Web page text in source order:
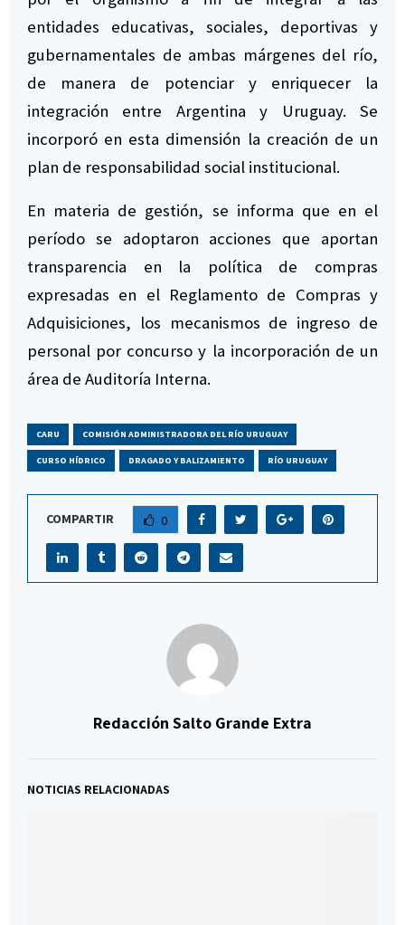
entidades educativas, sociales, deportivas y
gubernamentales de ambas márgenes del río,
de manera de potenciar y enriquecer la
integración entre Argentina y Uruguay. Se
incorporó en esta dimensión la creación de un
plan de responsabilidad social institucional.
En materia de gestión, se informa que en el
período se adoptaron acciones que aportan
transparencia en la política de compras
expresadas en el Reglamento de Compras y
Adquisiciones, los mecanismos de ingreso de
personal por concurso y la incorporación de un
área de Auditoría Interna.
CARU COMISIÓN ADMINISTRADORA DEL RÍO URUGUAY
CURSO HÍDRICO DRAGADO Y BALIZAMIENTO RÍO URUGUAY
COMPARTIR 0
Redacción Salto Grande Extra
NOTICIAS RELACIONADAS